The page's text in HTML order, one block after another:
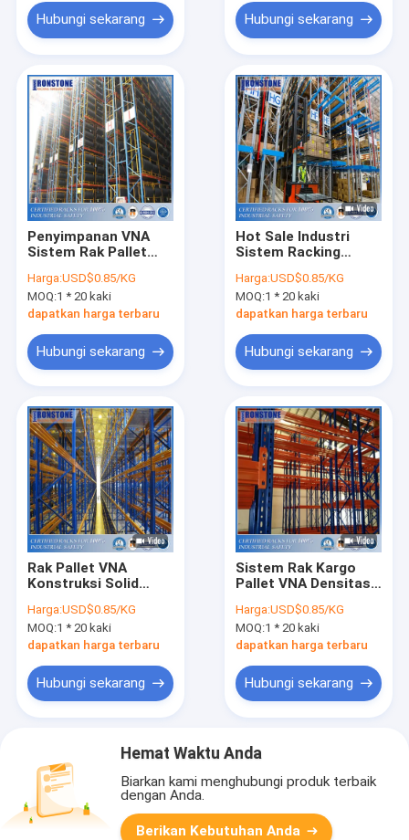
Hubungi sekarang Hubungi sekarang
Penyimpanan VNA
Sistem Rak Pallet
Sempit
Harga:USD$0.85/KG
MOQ:1 * 20 kaki
dapatkan harga terbaru
Hubungi sekarang
Hot Sale Industri
Sistem Racking
Sempit untuk Kargo
Gudang
Harga:USD$0.85/KG
MOQ:1 * 20 kaki
dapatkan harga terbaru
Hubungi sekarang
Rak Pallet VNA
Konstruksi Solid
Artikel Besar
Harga:USD$0.85/KG
MOQ:1 * 20 kaki
dapatkan harga terbaru
Hubungi sekarang
Sistem Rak Kargo
Pallet VNA Densitas
yang Disesuaikan
Harga:USD$0.85/KG
MOQ:1 * 20 kaki
dapatkan harga terbaru
Hubungi sekarang
Hemat Waktu Anda
Biarkan kami menghubungi produk terbaik
dengan Anda.
Berikan Kebutuhan Anda